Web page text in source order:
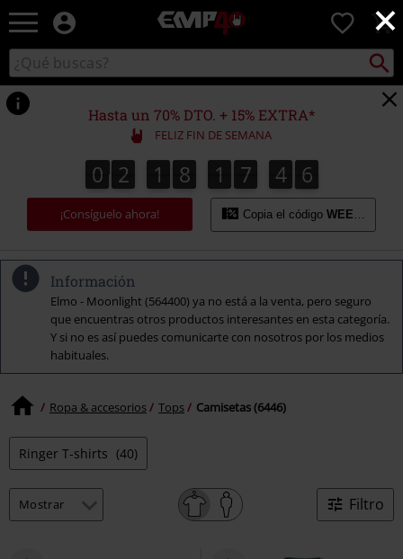
×
EMP
Música,
TV
&
Gaming
Merch
Ropa
Alternativa
0
Buscar
en
el
catálogo
Buscar
Hasta un 70% DTO. + 15% EXTRA*
FELIZ FIN DE SEMANA
0
0 2
2 1
1 8
8 1
1 7
7 4
4
4
4 4
5
4
6
5
¡Consíguelo ahora! Copia el código WEEKEND
Información
Elmo - Moonlight (564400) ya no está a la venta, pero seguro
que encuentras otros productos interesantes en esta categoría.
Y si no es así puedes comunicarte con nosotros por los medios
habituales.
Ropa & accesorios Tops Camisetas (6446)
Ringer T-shirts (40)
Filtro